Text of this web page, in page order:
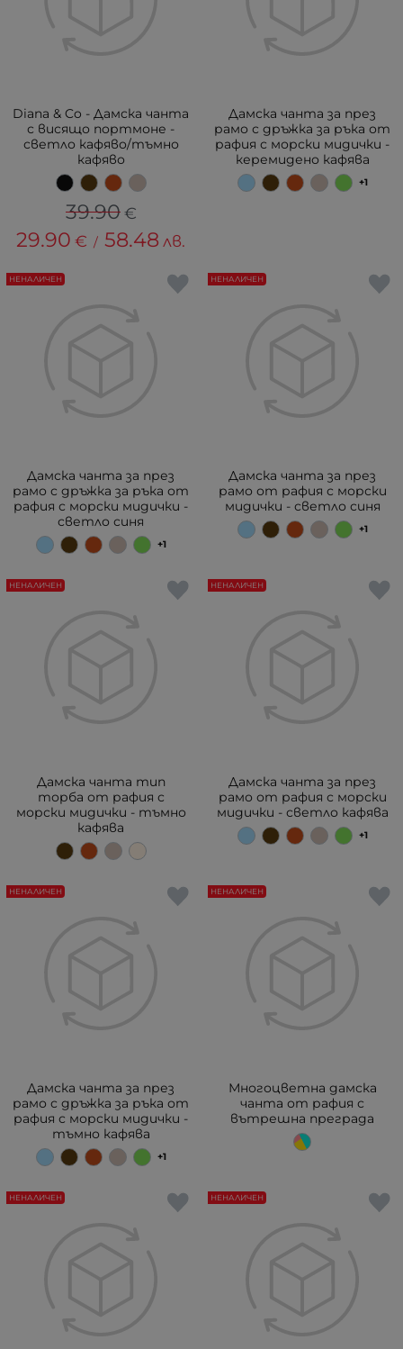
Diana & Co - Дамска чанта
с висящо портмоне -
светло кафяво/тъмно
кафяво
39.90 €
29.90 € / 58.48 лв.
Дамска чанта за през
рамо с дръжка за ръка от
рафия с морски мидички -
керемидено кафява
+1
Дамска чанта за през
рамо с дръжка за ръка от
рафия с морски мидички -
светло синя
+1
НЕНАЛИЧЕН
Дамска чанта за през
рамо от рафия с морски
мидички - светло синя
+1
НЕНАЛИЧЕН
Дамска чанта тип
торба от рафия с
морски мидички - тъмно
кафява
НЕНАЛИЧЕН
Дамска чанта за през
рамо от рафия с морски
мидички - светло кафява
+1
НЕНАЛИЧЕН
Дамска чанта за през
рамо с дръжка за ръка от
рафия с морски мидички -
тъмно кафява
+1
НЕНАЛИЧЕН
Многоцветна дамска
чанта от рафия с
вътрешна преграда
НЕНАЛИЧЕН
НЕНАЛИЧЕН НЕНАЛИЧЕН